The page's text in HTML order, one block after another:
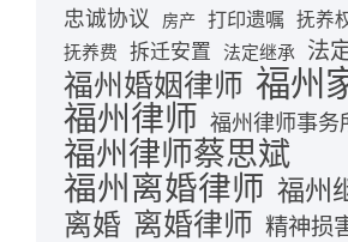
忠诚协议 房产 打印遗嘱 抚养
抚养费 拆迁安置 法定继承 法
福州婚姻律师 福州
福州律师 福州律师事务
福州律师蔡思斌
福州离婚律师 福州
离婚 离婚律师 精神损